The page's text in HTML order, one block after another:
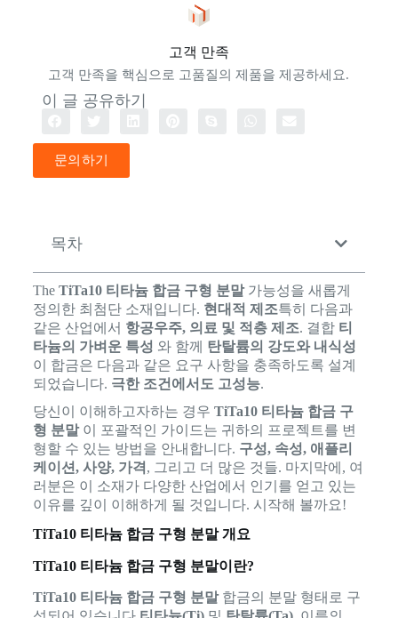
고객 만족
고객 만족을 핵심으로 고품질의 제품을 제공하세요.
이 글 공유하기
문의하기
목차
The TiTa10 티타늄 합금 구형 분말가능성을 새롭게
정의한 최첨단 소재입니다. 현대적 제조특히 다음과
같은 산업에서 항공우주, 의료 및 적층 제조. 결합 티
타늄의 가벼운 특성 와 함께 탄탈륨의 강도와 내식성
이 합금은 다음과 같은 요구 사항을 충족하도록 설계
되었습니다. 극한 조건에서도 고성능.
당신이 이해하고자하는 경우 TiTa10 티타늄 합금 구
형 분말이 포괄적인 가이드는 귀하의 프로젝트를 변
형할 수 있는 방법을 안내합니다. 구성, 속성, 애플리
케이션, 사양, 가격 , 그리고 더 많은 것들. 마지막에, 여
러분은 이 소재가 다양한 산업에서 인기를 얻고 있는
이유를 깊이 이해하게 될 것입니다. 시작해 볼까요!
TiTa10 티타늄 합금 구형 분말 개요
TiTa10 티타늄 합금 구형 분말이란?
TiTa10 티타늄 합금 구형 분말합금의 분말 형태로 구